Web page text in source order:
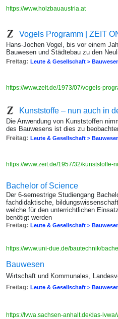
https://www.holzbauaustria.at
Vogels Programm | ZEIT
Hans-Jochen Vogel, bis vor einem
Bauwesen und Städtebau zu den
Freitag: Leute & Gesellschaft >
https://www.zeit.de/1973/07/vogels-
Kunststoffe – nun auch in
Die Anwendung von Kunststoffen
des Bauwesens ist dies zu
Freitag: Leute & Gesellschaft >
https://www.zeit.de/1957/32/
Bachelor of Science
Der 6-semestrige Studiengang
fachdidaktische,
welche für den unterrichtlichen
benötigt werden
Freitag: Leute & Gesellschaft >
https://www.uni-due.de/bautechnik/
Bauwesen
Wirtschaft und Kommunales,
Freitag: Leute & Gesellschaft >
https://lvwa.sachsen-anhalt.de/das-